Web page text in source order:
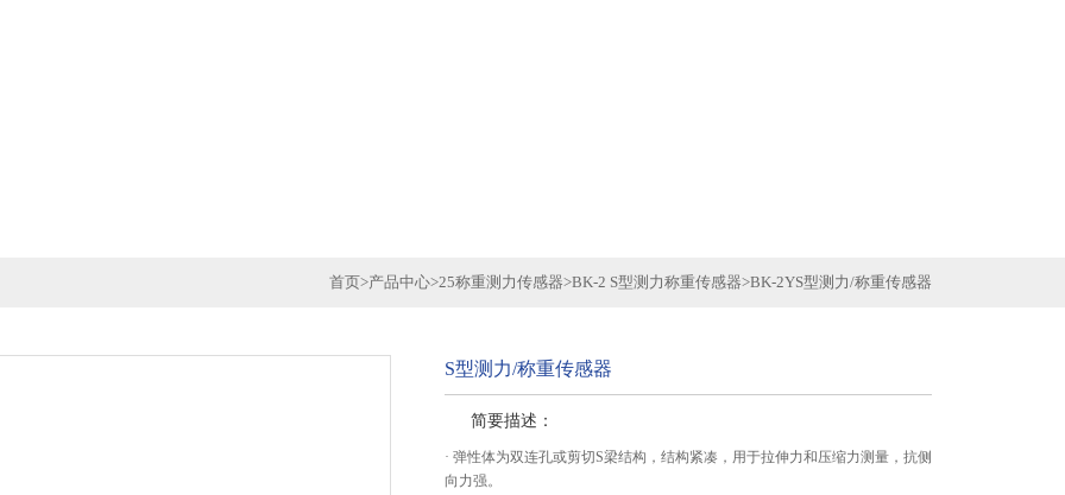
首页>产品中心>25称重测力传感器>BK-2 S型测力称重传感器>BK-2YS型测力/称重传感器
S型测力/称重传感器
简要描述：
· 弹性体为双连孔或剪切S梁结构，结构紧凑，用于拉伸力和压缩力测量，抗侧
向力强。